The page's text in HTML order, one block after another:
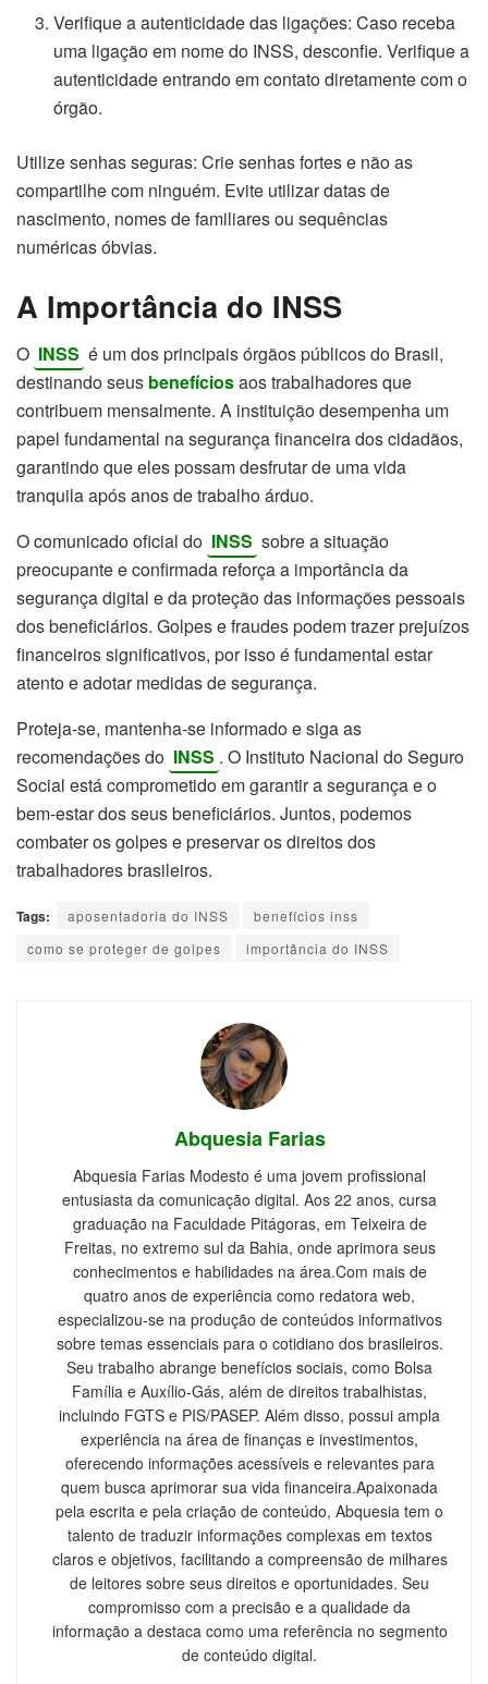
Verifique a autenticidade das ligações: Caso receba
uma ligação em nome do INSS, desconfie. Verifique a
autenticidade entrando em contato diretamente com o
órgão.
Utilize senhas seguras: Crie senhas fortes e não as
compartilhe com ninguém. Evite utilizar datas de
nascimento, nomes de familiares ou sequências
numéricas óbvias.
A Importância do INSS
O INSS é um dos principais órgãos públicos do Brasil,
destinando seus benefíciosaos trabalhadores que
contribuem mensalmente. A instituição desempenha um
papel fundamental na segurança financeira dos cidadãos,
garantindo que eles possam desfrutar de uma vida
tranquila após anos de trabalho árduo.
O comunicado oficial do INSS sobre a situação
preocupante e confirmada reforça a importância da
segurança digital e da proteção das informações pessoais
dos beneficiários. Golpes e fraudes podem trazer prejuízos
financeiros significativos, por isso é fundamental estar
atento e adotar medidas de segurança.
Proteja-se, mantenha-se informado e siga as
recomendações do INSS . O Instituto Nacional do Seguro
Social está comprometido em garantir a segurança e o
bem-estar dos seus beneficiários. Juntos, podemos
combater os golpes e preservar os direitos dos
trabalhadores brasileiros.
Tags: aposentadoria do INSS
benefícios inss
como se proteger de golpes
importância do INSS
Abquesia Farias
Abquesia Farias Modesto é uma jovem profissional
entusiasta da comunicação digital. Aos 22 anos, cursa
graduação na Faculdade Pitágoras, em Teixeira de
Freitas, no extremo sul da Bahia, onde aprimora seus
conhecimentos e habilidades na área.Com mais de
quatro anos de experiência como redatora web,
especializou-se na produção de conteúdos informativos
sobre temas essenciais para o cotidiano dos brasileiros.
Seu trabalho abrange benefícios sociais, como Bolsa
Família e Auxílio-Gás, além de direitos trabalhistas,
incluindo FGTS e PIS/PASEP. Além disso, possui ampla
experiência na área de finanças e investimentos,
oferecendo informações acessíveis e relevantes para
quem busca aprimorar sua vida financeira.Apaixonada
pela escrita e pela criação de conteúdo, Abquesia tem o
talento de traduzir informações complexas em textos
claros e objetivos, facilitando a compreensão de milhares
de leitores sobre seus direitos e oportunidades. Seu
compromisso com a precisão e a qualidade da
informação a destaca como uma referência no segmento
de conteúdo digital.